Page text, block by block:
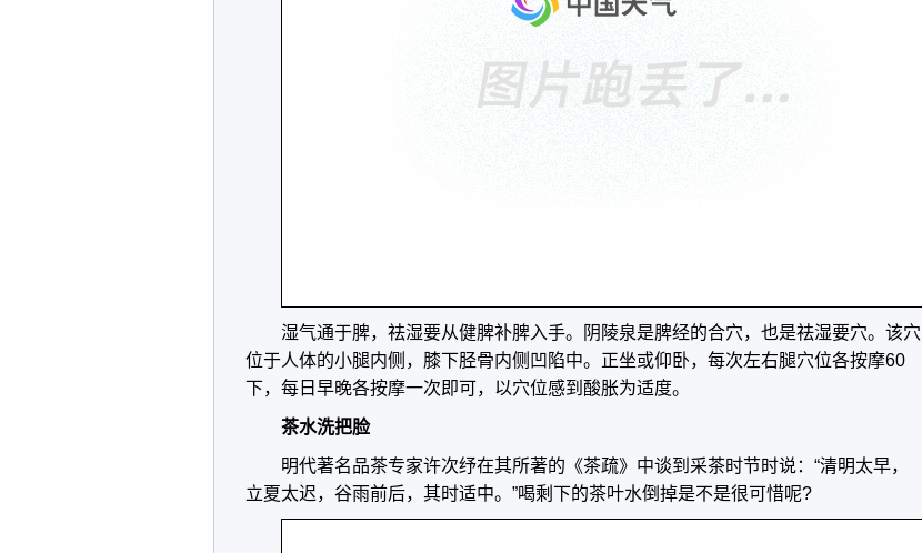
湿气通于脾，祛湿要从健脾补脾入手。阴陵泉是脾经的合穴，也是祛湿要穴。该穴
位于人体的小腿内侧，膝下胫骨内侧凹陷中。正坐或仰卧，每次左右腿穴位各按摩60
下，每日早晚各按摩一次即可，以穴位感到酸胀为适度。
茶水洗把脸
明代著名品茶专家许次纾在其所著的《茶疏》中谈到采茶时节时说：“清明太早，
立夏太迟，谷雨前后，其时适中。”喝剩下的茶叶水倒掉是不是很可惜呢?